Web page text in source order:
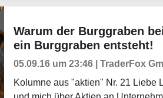
Börsenmagazine
Warum der Burggraben
ein Burggraben entsteht!
05.09.16 um 23:46 | TraderFox
Kolumne aus "aktien" Nr. 21 Liebe